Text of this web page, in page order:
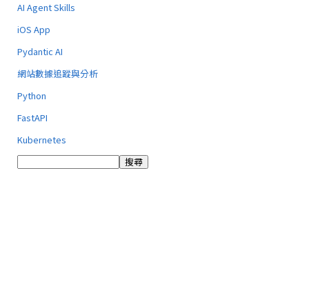
AI Agent Skills
iOS App
Pydantic AI
網站數據追蹤與分析
Python
FastAPI
Kubernetes